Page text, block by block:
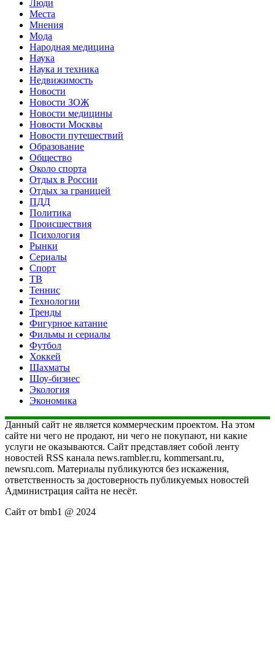
Люди
Места
Мнения
Мода
Народная медицина
Наука
Наука и техника
Недвижимость
Новости
Новости ЗОЖ
Новости медицины
Новости Москвы
Новости путешествий
Образование
Общество
Около спорта
Отдых в России
Отдых за границей
ПДД
Политика
Происшествия
Психология
Рынки
Сериалы
Спорт
ТВ
Теннис
Технологии
Тренды
Фигурное катание
Фильмы и сериалы
Футбол
Хоккей
Шахматы
Шоу-бизнес
Экология
Экономика
Данный сайт не является коммерческим проектом. На этом
сайте ни чего не продают, ни чего не покупают, ни какие
услуги не оказываются. Сайт представляет собой ленту
новостей RSS канала news.rambler.ru, kommersant.ru,
newsru.com. Материалы публикуются без искажения,
ответственность за достоверность публикуемых новостей
Администрация сайта не несёт.
Сайт от bmb1 @ 2024